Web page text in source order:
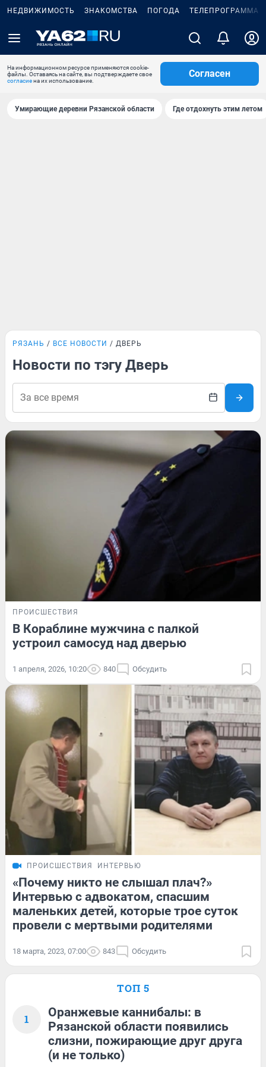
НЕДВИЖИМОСТЬ ЗНАКОМСТВА ПОГОДА ТЕЛЕПРОГРАММА
На информационном ресурсе применяются cookie-
файлы. Оставаясь на сайте, вы подтверждаете свое
согласиена их использование.
Согласен
Умирающие деревни Рязанской области Где отдохнуть этим летом
РЯЗАНЬ ВСЕ НОВОСТИ ДВЕРЬ
Новости по тэгу Дверь
ПРОИСШЕСТВИЯ
В Кораблине мужчина с палкой
устроил самосуд над дверью
1 апреля, 2026, 10:20 840 Обсудить
ПРОИСШЕСТВИЯ ИНТЕРВЬЮ
«Почему никто не слышал плач?»
Интервью с адвокатом, спасшим
маленьких детей, которые трое суток
провели с мертвыми родителями
18 марта, 2023, 07:00 843 Обсудить
ТОП 5
1
Оранжевые каннибалы: в
Рязанской области появились
слизни, пожирающие друг друга
(и не только)